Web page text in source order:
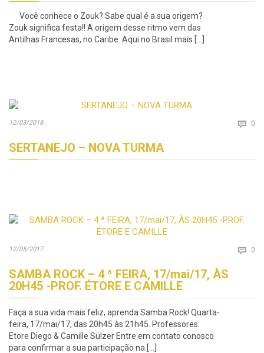
Você conhece o Zouk? Sabe qual é a sua origem?
Zouk significa festa!! A origem desse ritmo vem das
Antilhas Francesas, no Caribe. Aqui no Brasil mais […]
12/03/2018  0
SERTANEJO – NOVA TURMA
12/05/2017  0
SAMBA ROCK – 4 ª FEIRA, 17/mai/17, ÀS
20H45 -PROF. ÉTORE E CAMILLE
Faça a sua vida mais feliz, aprenda Samba Rock! Quarta-
feira, 17/mai/17, das 20h45 às 21h45. Professores:
Etore Diego & Camille Sülzer Entre em contato conosco
para confirmar a sua participação na […]